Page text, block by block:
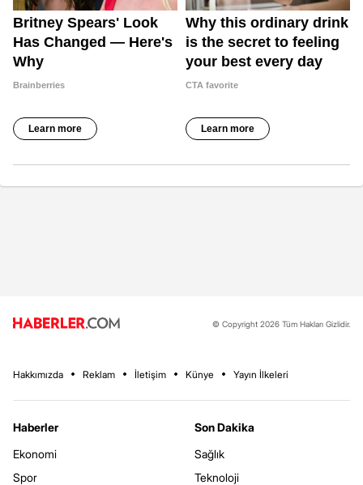
© Copyright 2026 Tüm Hakları Gizlidir.
Hakkımızda Reklam İletişim Künye Yayın İlkeleri
Haberler
Ekonomi
Spor
Son Dakika
Sağlık
Teknoloji